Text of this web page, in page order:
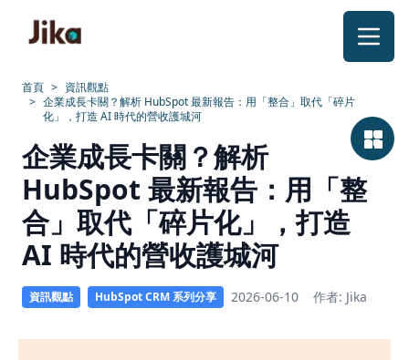
首頁 > 資訊觀點
> 企業成長卡關？解析 HubSpot 最新報告：用「整合」取代「碎片
化」，打造 AI 時代的營收護城河
解
析
HubSpot
最
新
報
企業成長卡關？解析
HubSpot 最新報告：用「整
合」取代「碎片化」，打造
AI 時代的營收護城河
資訊觀點 HubSpot CRM 系列分享 2026-06-10 作者: Jika